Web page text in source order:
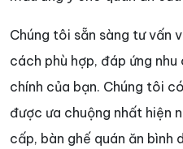
Chúng tôi sẵn sàng tư vấn
cách phù hợp, đáp ứng
chính của bạn. Chúng tôi
được ưa chuộng nhất hiện
cấp, bàn ghế quán ăn bình